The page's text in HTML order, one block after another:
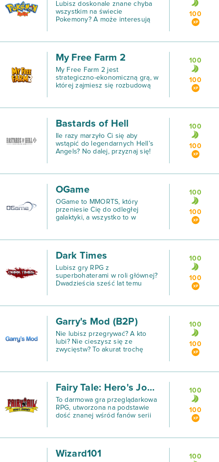
Lubisz doskonale znane chyba
wszystkim na świecie
Pokemony? A może interesują
sobie „tak”, koniecznie zagraj w
rozgrywk
100
My Free Farm 2
My Free Farm 2 jest
strategiczno-ekonomiczną grą, w
której zajmiesz się rozbudową
zwierząt.
100
100
Bastards of Hell
Ile razy marzyło Ci się aby
wstąpić do legendarnych Hell’s
Angels? No dalej, przyznaj się!
100
100
OGame
OGame to MMORTS, który
przeniesie Cię do odległej
galaktyki, a wszystko to w
Twoje umiejętności zarządzania
stworzoną po
100
100
Dark Times
Lubisz gry RPG z
superbohaterami w roli głównej?
Dwadzieścia sześć lat temu
100
100
Garry's Mod (B2P)
Nie lubisz przegrywać? A kto
lubi? Nie cieszysz się ze
zwycięstw? To akurat trochę
sandbox nie leży w Twojej strefie
100
100
Fairy Tale: Hero's Journey
To darmowa gra przeglądarkowa
RPG, utworzona na podstawie
dość znanej wśród fanów serii
100
100
Wizard101 100